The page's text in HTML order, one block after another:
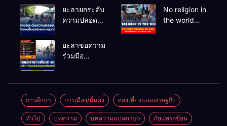
หยดน้ำตาของ
ครอบครัวครู
ยะลายกระดับ
ความปลอดภัย
คุ้มครองครู
เตือนเฝ้าระวัง
แกนนำสั่งการ
ขยายผลโจมตี
No religion in
the world
goal.
ยะลาขอความ
ร่วมมือ
บุคคลต้อง
สงสัย เพื่อ
ความปลอดภัย
การศึกษา การเมือง/มั่นคง ท่องเที่ยวและเศรษฐกิจ
ทั่วไป บทความ บทความแปลภาษา ภัยแทรกซ้อน